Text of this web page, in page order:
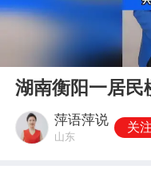
湖南衡阳一居
萍语萍说
山东
关注